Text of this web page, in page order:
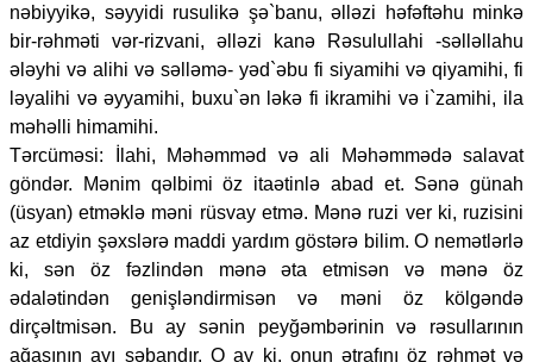
nəbiyyikə, səyyidi rusulikə şə`banu, əlləzi həfəftəhu minkə
bir-rəhməti vər-rizvani, əlləzi kanə Rəsulullahi -səlləllahu
ələyhi və alihi və səlləmə- yəd`əbu fi siyamihi və qiyamihi, fi
ləyalihi və əyyamihi, buxu`ən ləkə fi ikramihi və i`zamihi, ila
məhəlli himamihi.
Tərcüməsi: İlahi, Məhəmməd və ali Məhəmmədə salavat
göndər. Mənim qəlbimi öz itaətinlə abad et. Sənə günah
(üsyan) etməklə məni rüsvay etmə. Mənə ruzi ver ki, ruzisini
az etdiyin şəxslərə maddi yardım göstərə bilim. O nemətlərlə
ki, sən öz fəzlindən mənə əta etmisən və mənə öz
ədalətindən genişləndirmisən və məni öz kölgəndə
dirçəltmisən. Bu ay sənin peyğəmbərinin və rəsullarının
ağasının ayı şəbandır. O ay ki, onun ətrafını öz rəhmət və